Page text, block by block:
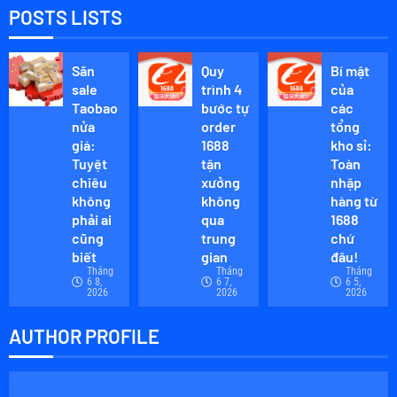
biết để
lựa
chọn
sáng
POSTS LISTS
Săn
sale
Taobao
nửa
giá:
Tuyệt
chiêu
không
phải ai
cũng
biết
Tháng
6 8,
2026
Quy
trình 4
bước tự
order
1688
tận
xưởng
không
qua
trung
gian
Tháng
6 7,
2026
Bí mật
của
các
tổng
kho sỉ:
Toàn
nhập
hàng từ
1688
chứ
đâu!
Tháng
6 5,
2026
AUTHOR PROFILE